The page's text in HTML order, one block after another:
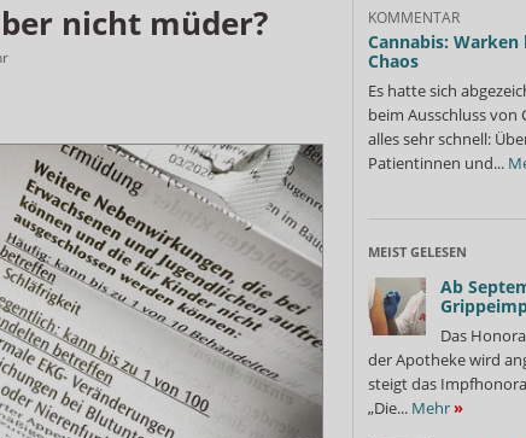
nicht müder? KOMMENTAR
Cannabis:
Chaos
Es hatte sich
beim Ausschluss von
alles sehr schnell:
Patientinnen und...
MEIST GELESEN
Ab
Das
der Apotheke wird
steigt das
„Die... Mehr»